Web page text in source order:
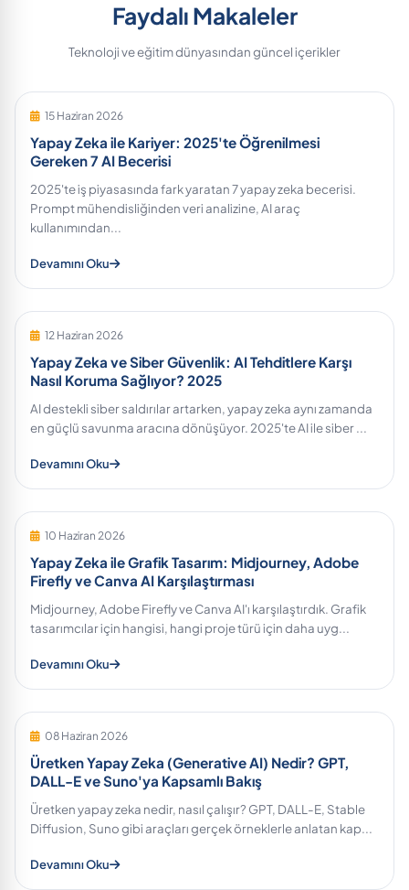
Faydalı Makaleler
Teknoloji ve eğitim dünyasından güncel içerikler
15 Haziran 2026
Yapay Zeka ile Kariyer: 2025'te Öğrenilmesi
Gereken 7 AI Becerisi
2025'te iş piyasasında fark yaratan 7 yapay zeka becerisi.
Prompt mühendisliğinden veri analizine, AI araç
kullanımından...
Devamını Oku
12 Haziran 2026
Yapay Zeka ve Siber Güvenlik: AI Tehditlere Karşı
Nasıl Koruma Sağlıyor? 2025
AI destekli siber saldırılar artarken, yapay zeka aynı zamanda
en güçlü savunma aracına dönüşüyor. 2025'te AI ile siber ...
Devamını Oku
10 Haziran 2026
Yapay Zeka ile Grafik Tasarım: Midjourney, Adobe
Firefly ve Canva AI Karşılaştırması
Midjourney, Adobe Firefly ve Canva AI'ı karşılaştırdık. Grafik
tasarımcılar için hangisi, hangi proje türü için daha uyg...
Devamını Oku
08 Haziran 2026
Üretken Yapay Zeka (Generative AI) Nedir? GPT,
DALL-E ve Suno'ya Kapsamlı Bakış
Üretken yapay zeka nedir, nasıl çalışır? GPT, DALL-E, Stable
Diffusion, Suno gibi araçları gerçek örneklerle anlatan kap...
Devamını Oku